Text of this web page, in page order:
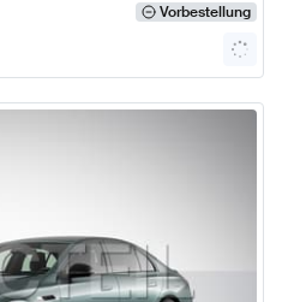
Vorbestellung